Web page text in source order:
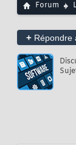
Forum
+ Répondre